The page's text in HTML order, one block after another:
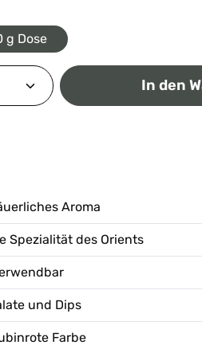
g Dose
Gib den In den
Aroma
Spezialität des Orients
und Dips
Farbe